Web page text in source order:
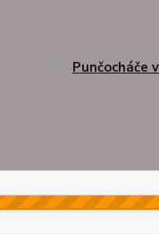
Punčocháče